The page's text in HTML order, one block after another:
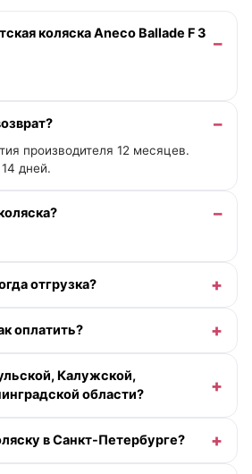
коляска Aneco Ballade F 3
производителя 12 месяцев.
дней.
отгрузка?
оплатить?
Калужской,
области?
в Санкт-Петербурге?